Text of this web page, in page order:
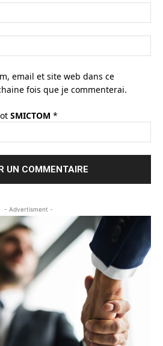
:*
:*
email et site web dans ce
fois que je commenterai.
SMICTOM *
- Advertisment -